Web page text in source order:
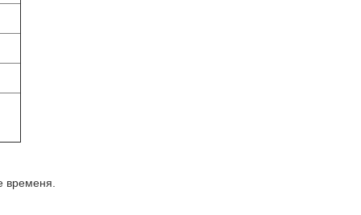
временя.